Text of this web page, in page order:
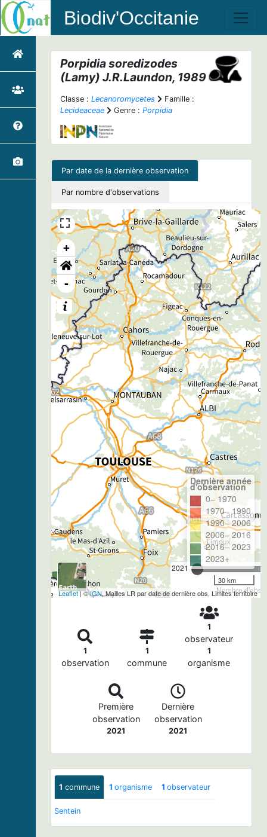
Biodiv'Occitanie
Porpidia soredizodes
(Lamy) J.R.Laundon, 1989
Classe : Lecanoromycetes
Famille :
Lecideaceae
Genre : Porpidia
Par date de la dernière observation
Par nombre d'observations
+
-
2021
Nombre
Dernière année
d'observation
0– 1970
1970– 1990
1990– 2006
2006– 2016
2016– 2023
2023+
30 km
Leaflet| ©IGN, Mailles LR par date de dernière obs, Limites territoire
1
observation
1
commune
1
observateur
1
organisme
Première
observation
2021
Dernière
observation
2021
1 commune 1 organisme 1 observateur
Sentein